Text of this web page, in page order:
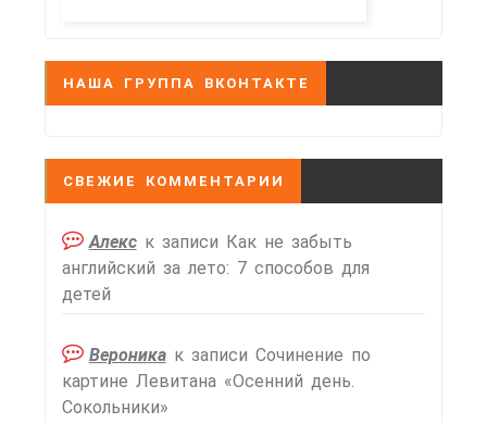
НАША ГРУППА ВКОНТАКТЕ
СВЕЖИЕ КОММЕНТАРИИ
Алекск записи Как не забыть
английский за лето: 7 способов для
детей
Вероникак записи Сочинение по
картине Левитана «Осенний день.
Сокольники»